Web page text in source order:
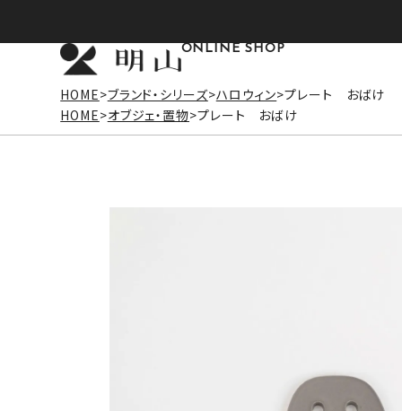
ONLINE SHOP
HOME ブランド・シリーズ ハロウィン プレート おばけ
HOME オブジェ・置物 プレート おばけ